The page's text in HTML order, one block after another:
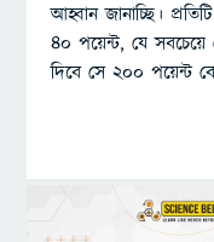
আহ্বান জানাচ্ছি।
৪০ পয়েন্ট, যে সবচেয়ে
দিবে সে ২০০ পয়েন্ট